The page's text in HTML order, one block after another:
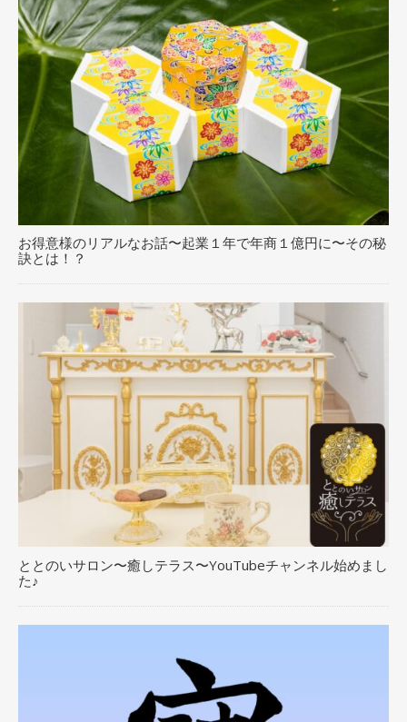
お得意様のリアルなお話〜起業１年で年商１億円に〜その秘
訣とは！？
ととのいサロン〜癒しテラス〜YouTubeチャンネル始めまし
た♪